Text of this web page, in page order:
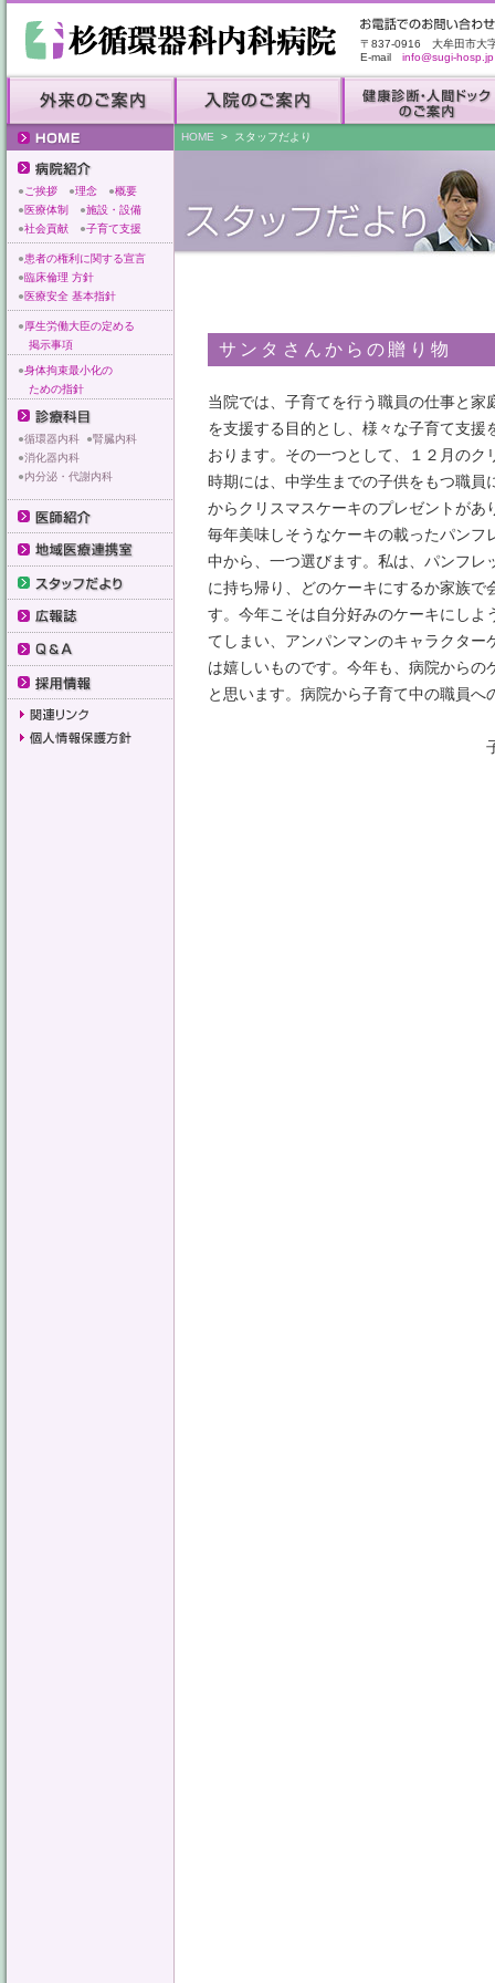
〒837-0916 大牟田市大
E-mail info@sugi-hosp.jp
HOME > スタッフだより
● ご挨拶 ●理念 ●概要
●医療体制 ●施設・設備
●社会貢献 ●子育て支援
●患者の権利に関する宣言
●臨床倫理 方針
●医療安全 基本指針
●厚生労働大臣の定める
掲示事項
●身体拘束最小化の
ための指針
●循環器内科 ●腎臓内科
●消化器内科
●内分泌・代謝内科
サンタさんからの贈り物
当院では、子育てを行う職員の仕事と家
を支援する目的とし、様々な子育て支援
おります。その一つとして、１２月のク
時期には、中学生までの子供をもつ職員
からクリスマスケーキのプレゼントがあ
毎年美味しそうなケーキの載ったパンフ
中から、一つ選びます。私は、パンフレ
に持ち帰り、どのケーキにするか家族で
す。今年こそは自分好みのケーキにし
てしまい、アンパンマンのキャラクタ
は嬉しいものです。今年も、病院から
と思います。病院から子育て中の職員
子育て杉の子